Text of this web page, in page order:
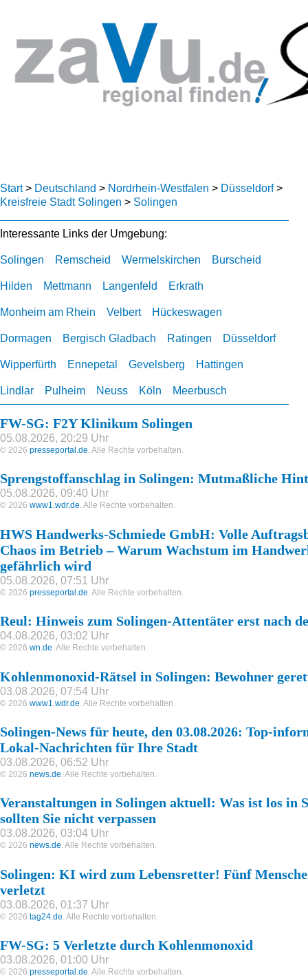
Start> Deutschland > Nordrhein-Westfalen > Düsseldorf>
Kreisfreie Stadt Solingen > Solingen
Interessante Links der Umgebung:
Solingen Remscheid Wermelskirchen Burscheid
Hilden Mettmann Langenfeld Erkrath
Monheim am Rhein Velbert Hückeswagen
Dormagen Bergisch Gladbach Ratingen Düsseldorf
Wipperfürth Ennepetal Gevelsberg Hattingen
Lindlar Pulheim Neuss Köln Meerbusch
FW-SG: F2Y Klinikum Solingen
05.08.2026, 20:29 Uhr
© 2026 presseportal.de. Alle Rechte vorbehalten.
Sprengstoffanschlag in Solingen: Mutmaßliche
05.08.2026, 09:40 Uhr
© 2026 www1.wdr.de. Alle Rechte vorbehalten.
HWS Handwerks-Schmiede GmbH: Volle
Chaos im Betrieb – Warum Wachstum im
gefährlich wird
05.08.2026, 07:51 Uhr
© 2026 presseportal.de . Alle Rechte vorbehalten.
Reul: Hinweis zum Solingen-Attentäter erst nach
04.08.2026, 03:02 Uhr
© 2026 wn.de. Alle Rechte vorbehalten.
Kohlenmonoxid-Rätsel in Solingen: Bewohner
03.08.2026, 07:54 Uhr
© 2026 www1.wdr.de . Alle Rechte vorbehalten.
Solingen-News für heute, den 03.08.2026: Top-
Lokal-Nachrichten für Ihre Stadt
03.08.2026, 06:52 Uhr
© 2026 news.de. Alle Rechte vorbehalten.
Veranstaltungen in Solingen aktuell: Was ist los in
sollten Sie nicht verpassen
03.08.2026, 03:04 Uhr
© 2026 news.de. Alle Rechte vorbehalten.
Solingen: KI wird zum Lebensretter! Fünf
verletzt
03.08.2026, 01:37 Uhr
© 2026 tag24.de . Alle Rechte vorbehalten.
FW-SG: 5 Verletzte durch Kohlenmonoxid
03.08.2026, 01:00 Uhr
© 2026 presseportal.de. Alle Rechte vorbehalten.